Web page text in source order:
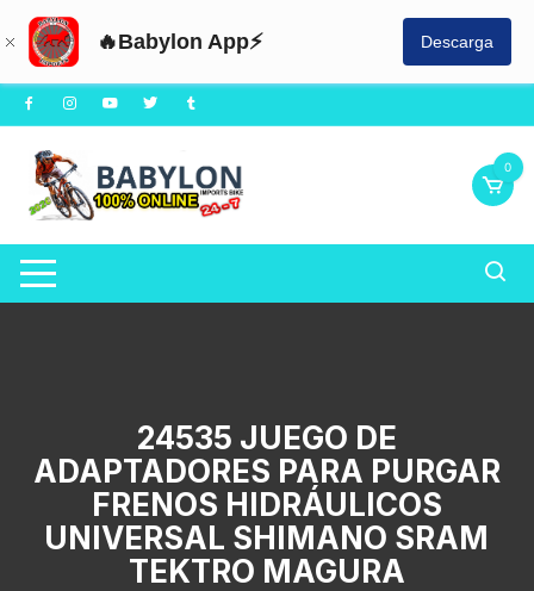
🔥Babylon App⚡ Descarga
Saltar
al
contenido
0
24535 JUEGO DE
ADAPTADORES PARA PURGAR
FRENOS HIDRÁULICOS
UNIVERSAL SHIMANO SRAM
TEKTRO MAGURA